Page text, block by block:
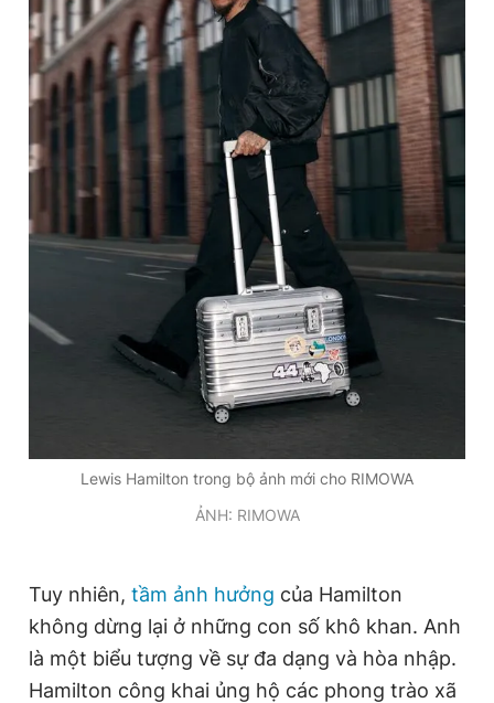
Lewis Hamilton trong bộ ảnh mới cho RIMOWA
ẢNH: RIMOWA
Tuy nhiên, tầm ảnh hưởng của Hamilton
không dừng lại ở những con số khô khan. Anh
là một biểu tượng về sự đa dạng và hòa nhập.
Hamilton công khai ủng hộ các phong trào xã